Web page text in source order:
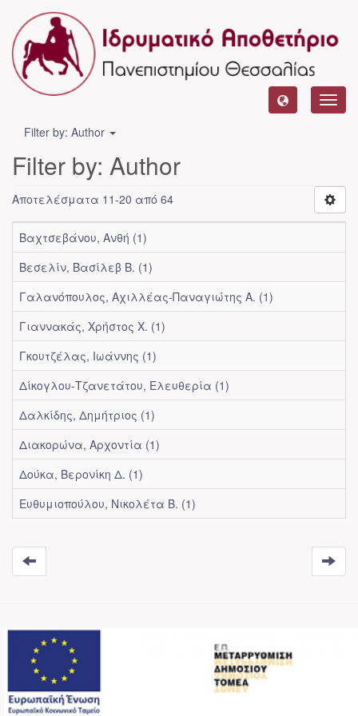
Filter by: Author
Filter by: Author
Αποτελέσματα 11-20 από 64
Βαχτσεβάνου, Ανθή (1)
Βεσελίν, Βασίλεβ Β. (1)
Γαλανόπουλος, Αχιλλέας-Παναγιώτης Α. (1)
Γιαννακάς, Χρήστος Χ. (1)
Γκουτζέλας, Ιωάννης (1)
Δίκογλου-Τζανετάτου, Ελευθερία (1)
Δαλκίδης, Δημήτριος (1)
Διακορώνα, Αρχοντία (1)
Δούκα, Βερονίκη Δ. (1)
Ευθυμιοπούλου, Νικολέτα Β. (1)